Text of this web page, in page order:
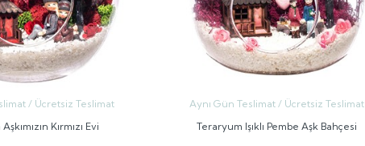
/ Ücretsiz Teslimat
Kırmızı Evi
Aynı Gün Teslimat / Ücretsiz Teslimat
Teraryum Işıklı Pembe Aşk Bahçesi